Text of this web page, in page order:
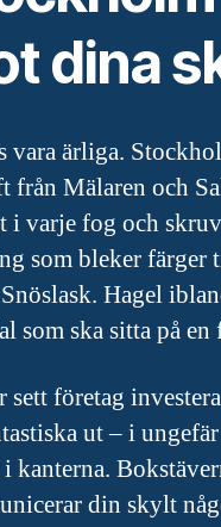
dina
vara ärliga.
från Mälaren och
i varje fog och
som bleker färger
Hagel
som ska sitta på en
sett företag
ut – i
i kanterna.
din skylt